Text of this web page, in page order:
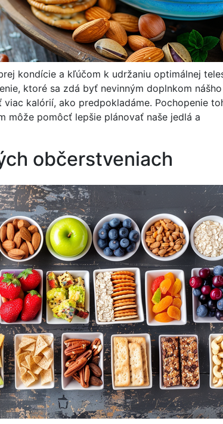
kondície a kľúčom k udržaniu optimálnej
ktoré sa zdá byť nevinným doplnkom nášho
kalórií, ako predpokladáme. Pochopenie
môže pomôcť lepšie plánovať naše jedlá a
občerstveniach